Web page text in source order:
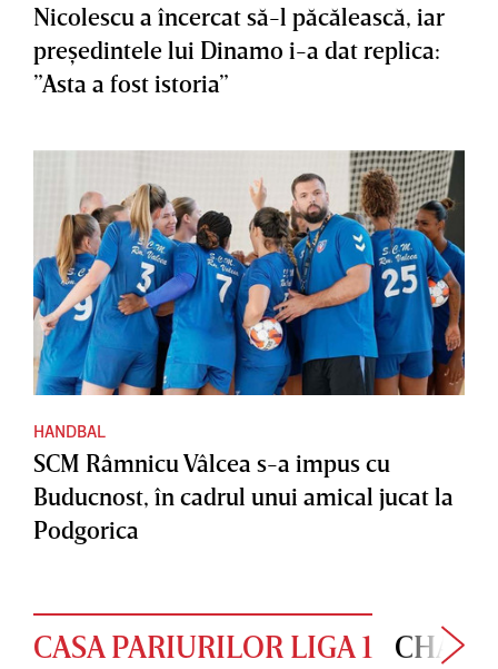
Nicolescu a încercat să-l păcălească, iar
preşedintele lui Dinamo i-a dat replica:
”Asta a fost istoria”
HANDBAL
SCM Râmnicu Vâlcea s-a impus cu
Buducnost, în cadrul unui amical jucat la
Podgorica
CASA PARIURILOR LIGA 1